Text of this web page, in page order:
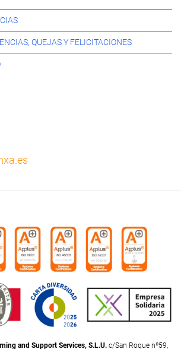
QUEJAS Y FELICITACIONES
and Support Services, S.L.U.c/San Roque nº59,